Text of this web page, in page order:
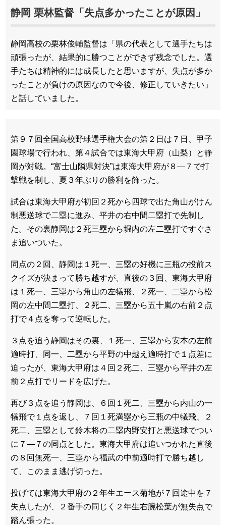
静岡 栗林監督「失点多かったことが原因」
静岡高校の栗林俊輔監督は「県の代表として選手たちは
頑張ったが、結果的に勝つことができず残念でした。選
手たちは精神的には成長したと思いますが、失点が多か
ったことが負けの原因なので今後、修正していきたい」
と話していました。
第９７回全国高校野球選手権大会の第２日は７日、甲子
園球場で行われ、第４試合では東海大甲府（山梨）と静
岡が対戦。“富士山隣県対決”は東海大甲府が８―７で打
撃戦を制し、夏３年ぶりの勝利を飾った。
試合は東海大甲府が初回２死から四球で出た角山がけん
制悪送球で二塁に進み、平井の右中間二塁打で先制し
た。その裏静岡は２死三塁から堀内の左二塁打ですぐさ
ま追いついた。
同点の２回、静岡は１死一、三塁の好機に三瓶の投前ス
クイズが決まって勝ち越すが、直後の３回、東海大甲府
は１死一、三塁から角山の左犠飛、２死一、二塁から松
岡の左中間二塁打、２死二、三塁から五十嵐の右前２点
打で４点を奪って逆転した。
３点を追う静岡はその裏、１死一、三塁から安本の左前
適時打、同一、二塁から平野の中越え適時打で１点差に
迫ったが、東海大甲府は４回２死二、三塁から平井の左
前２点打でリードを広げた。
再び３点を追う静岡は、６回１死二、三塁から内山の一
犠飛で１点を返し、７回１死満塁から三瓶の中犠飛、２
死二、三塁として鈴木将の二塁内野安打と悪送球でつい
に７―７の同点とした。東海大甲府は追いつかれた直後
の８回無死一、三塁から福武の中前適時打で勝ち越し
て、このまま逃げ切った。
投げては東海大甲府の２年生エース菊地が７回途中を７
失点したが、２番手の同じく２年生右腕松葉が無失点で
踏ん張った。